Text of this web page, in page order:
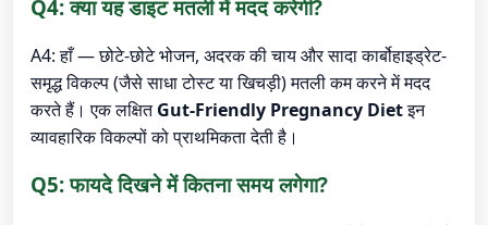
Q4: क्या यह डाइट मतली में मदद करेगी?
A4: हाँ — छोटे-छोटे भोजन, अदरक की चाय और सादा कार्बोहाइड्रेट-
समृद्ध विकल्प (जैसे साधा टोस्ट या खिचड़ी) मतली कम करने में मदद
करते हैं। एक लक्षितGut-Friendly Pregnancy Dietइन
व्यावहारिक विकल्पों को प्राथमिकता देती है।
Q5: फायदे दिखने में कितना समय लगेगा?